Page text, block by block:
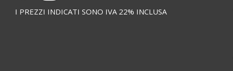
I PREZZI INDICATI SONO IVA 22% INCLUSA